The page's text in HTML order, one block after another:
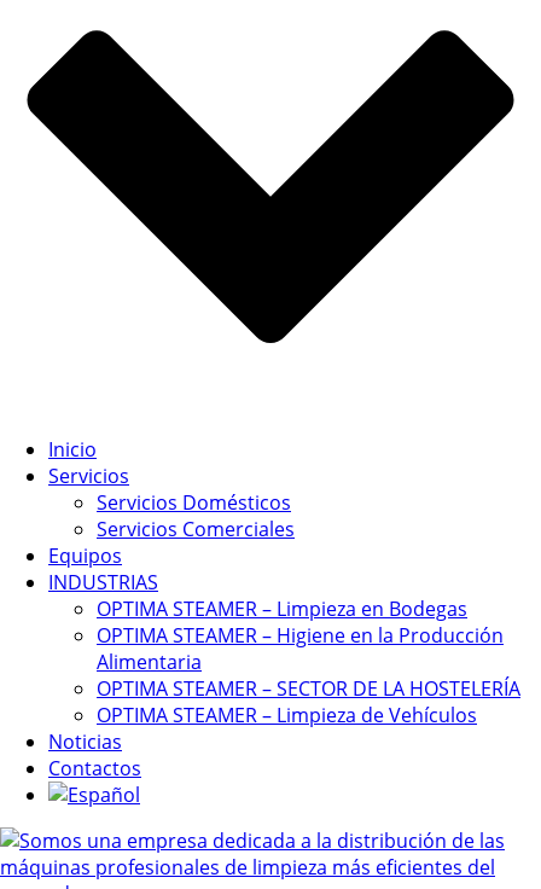
Inicio
Servicios
Servicios Domésticos
Servicios Comerciales
Equipos
INDUSTRIAS
OPTIMA STEAMER – Limpieza en Bodegas
OPTIMA STEAMER – Higiene en la Producción
Alimentaria
OPTIMA STEAMER – SECTOR DE LA HOSTELERÍA
OPTIMA STEAMER – Limpieza de Vehículos
Noticias
Contactos